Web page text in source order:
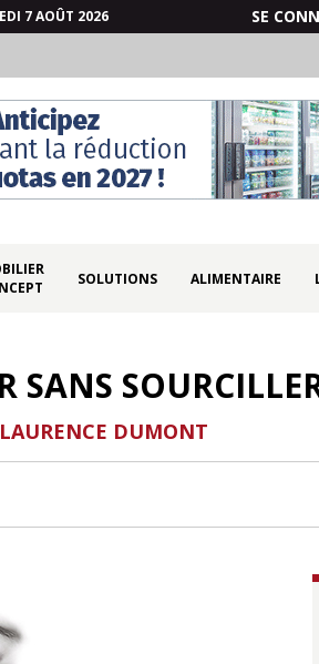
7 AOÛT 2026 SE
SOLUTIONS ALIMENTAIRE
SANS
LAURENCE DUMONT